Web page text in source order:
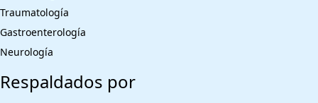
Traumatología
Gastroenterología
Neurología
Respaldados por